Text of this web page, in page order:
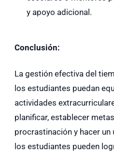
y apoyo adicional.
Conclusión:
La gestión efectiva del
los estudiantes puedan
actividades
planificar, establecer
procrastinación y hacer
los estudiantes pueden